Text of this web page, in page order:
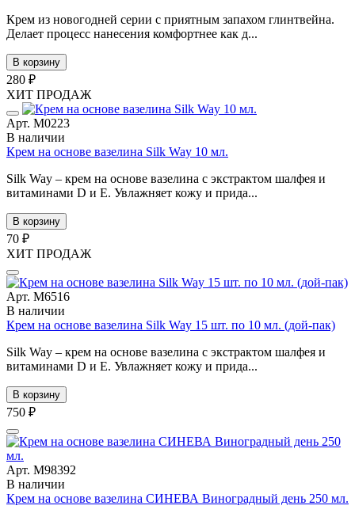
Крем из новогодней серии с приятным запахом глинтвейна.
Делает процесс нанесения комфортнее как д...
В корзину
280 ₽
ХИТ ПРОДАЖ
Арт. М0223
В наличии
Крем на основе вазелина Silk Way 10 мл.
Silk Way – крем на основе вазелина с экстрактом шалфея и
витаминами D и E. Увлажняет кожу и прида...
В корзину
70 ₽
ХИТ ПРОДАЖ
Арт. М6516
В наличии
Крем на основе вазелина Silk Way 15 шт. по 10 мл. (дой-пак)
Silk Way – крем на основе вазелина с экстрактом шалфея и
витаминами D и E. Увлажняет кожу и прида...
В корзину
750 ₽
Арт. М98392
В наличии
Крем на основе вазелина СИНЕВА Виноградный день 250 мл.